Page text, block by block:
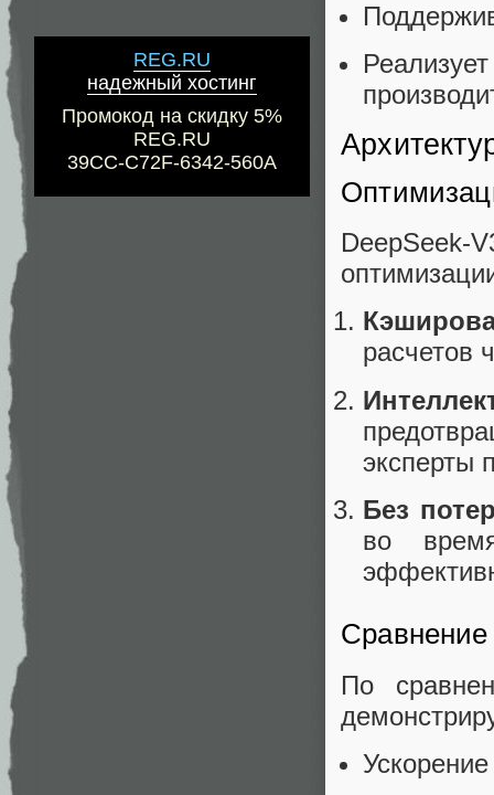
REG.RU
надежный хостинг
Промокод на скидку 5%
REG.RU
39CC-C72F-6342-560A
расчетов
эксперты
Без
во
По